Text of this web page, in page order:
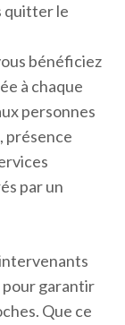
quitter le
bénéficiez
à chaque
personnes
présence
par un
garantir
Que ce